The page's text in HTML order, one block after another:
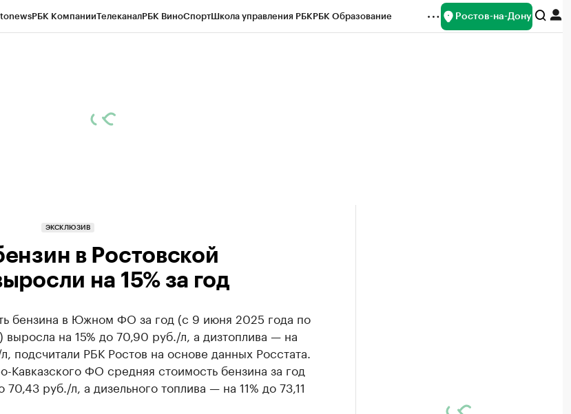
РБК КомпанииТелеканалРБК ВиноСпортШкола управления РБКРБК Образование Ростов-на-Дону
ЭКСКЛЮЗИВ
в Ростовской
на 15% за год
бензина в Южном ФО за год (с 9 июня 2025 года по
на 15% до 70,90 руб./л, а дизтоплива — на
подсчитали РБК Ростов на основе данных Росстата.
Кавказского ФО средняя стоимость бензина за год
70,43 руб./л, а дизельного топлива — на 11% до 73,11